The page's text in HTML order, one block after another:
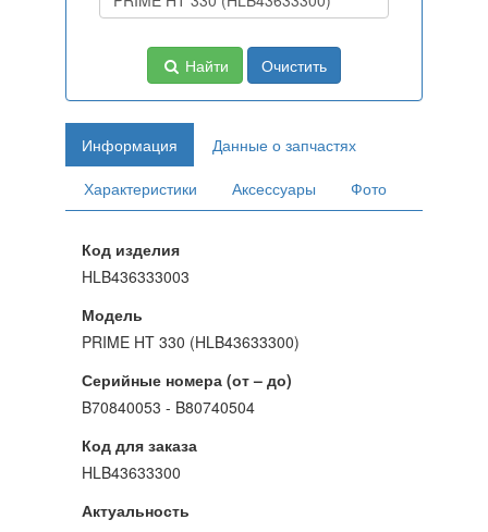
Найти Очистить
Информация
Данные о запчастях
Характеристики
Аксессуары Фото
Код изделия
HLB436333003
Модель
PRIME HT 330 (HLB43633300)
Серийные номера (от – до)
B70840053 - B80740504
Код для заказа
HLB43633300
Актуальность